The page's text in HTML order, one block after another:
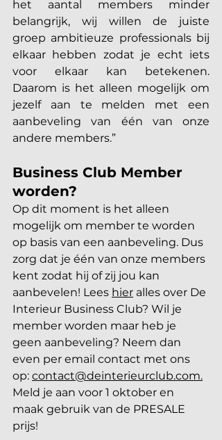
het aantal members minder
belangrijk, wij willen de juiste
groep ambitieuze professionals bij
elkaar hebben zodat je echt iets
voor elkaar kan betekenen.
Daarom is het alleen mogelijk om
jezelf aan te melden met een
aanbeveling van één van onze
andere members.”
Business Club Member
worden?
Op dit moment is het alleen
mogelijk om member te worden
op basis van een aanbeveling. Dus
zorg dat je één van onze members
kent zodat hij of zij jou kan
aanbevelen! Lees hier alles over De
Interieur Business Club? Wil je
member worden maar heb je
geen aanbeveling? Neem dan
even per email contact met ons
op: contact@deinterieurclub.com.
Meld je aan voor 1 oktober en
maak gebruik van de PRESALE
prijs!